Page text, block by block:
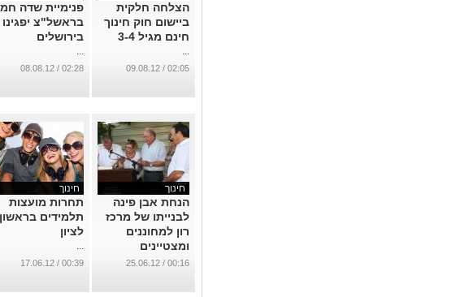
הצלחה חלקית
ביישום חוק חינוך
חינם מגיל 3-4
...
02:05 / 09.08.12
פנימיית שדה
בראשל"צ יפגינו
בירושלים
...
02:28 / 08.08.12
חינוך
הנחת אבן פינה
לבנייתו של מרכז
רון למחוננים
ומצטיינים
...
00:16 / 25.06.12
חינוך
תחרות מועצות
תלמידים בראשון
לציון
...
00:39 / 17.06.12